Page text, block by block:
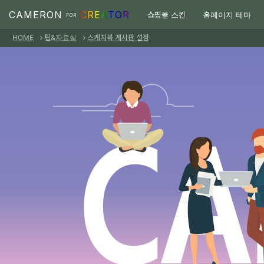
본문으로 바로가기
CAMERON FOR CREATOR 쇼핑몰 스킨 홈페이지 테마
HOME 팁&자료실 스케치북 게시판 설정